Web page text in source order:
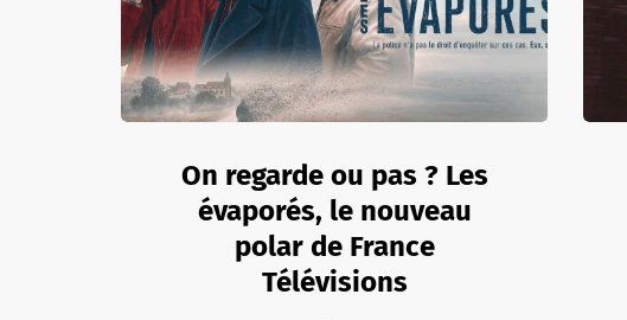
On regarde ou pas ? Les
évaporés, le nouveau
polar de France
Télévisions